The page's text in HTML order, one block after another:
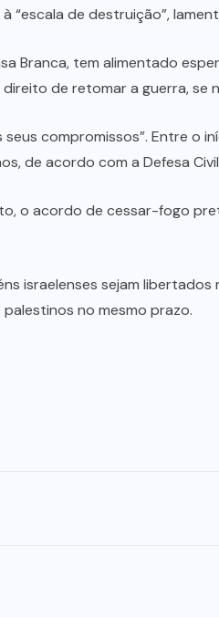
de destruição”,
Branca, tem alimentado
de retomar a guerra, se
compromissos”. Entre o
de acordo com a Defesa
o acordo de cessar-fogo
israelenses sejam libertados
no mesmo prazo.